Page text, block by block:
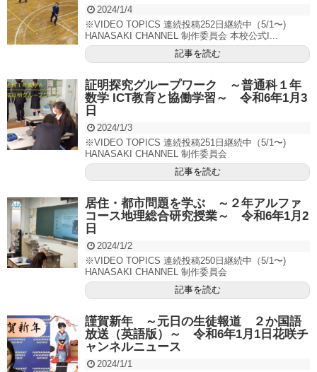
2024/1/4
※VIDEO TOPICS 連続投稿252日継続中（5/1〜)
HANASAKI CHANNEL 制作委員会 本校公式I...
記事を読む
証明探究グループワーク ～普通科１年
数学 ICT教育と協働学習～ 令和6年1月3
日
2024/1/3
※VIDEO TOPICS 連続投稿251日継続中（5/1〜)
HANASAKI CHANNEL 制作委員会
記事を読む
居住・都市問題を学ぶ ～２年アルファ
コース地理総合研究授業～ 令和6年1月2
日
2024/1/2
※VIDEO TOPICS 連続投稿250日継続中（5/1〜)
HANASAKI CHANNEL 制作委員会
記事を読む
謹賀新年 ～元日の生徒報道 ２か国語
放送（英語版）～ 令和6年1月1日花咲チ
ャンネルニュース
2024/1/1